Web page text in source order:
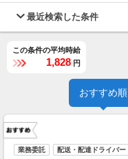
最近検索した条件
この条件の平均時給
1,828 円
おすすめ順
業務委託 配送・配達ドライバー